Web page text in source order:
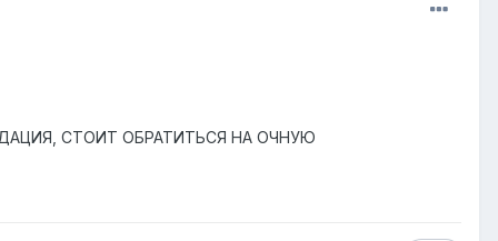
СТОИТ ОБРАТИТЬСЯ НА ОЧНУЮ